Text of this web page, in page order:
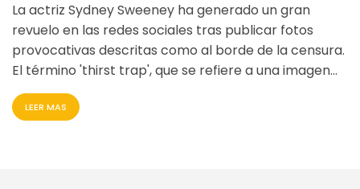
La actriz Sydney Sweeney ha generado un gran
revuelo en las redes sociales tras publicar fotos
provocativas descritas como al borde de la censura.
El término 'thirst trap', que se refiere a una imagen
provocativa diseñada para atraer atención, ha sido
usado para describir estas fotos. La Opinión Austral
LEER MAS